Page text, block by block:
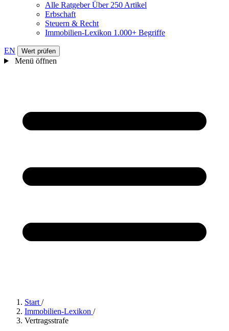
Alle RatgeberÜber 250 Artikel
Erbschaft
Steuern & Recht
Immobilien-Lexikon 1.000+ Begriffe
EN Wert prüfen
Menü öffnen
Start /
Immobilien-Lexikon /
Vertragsstrafe